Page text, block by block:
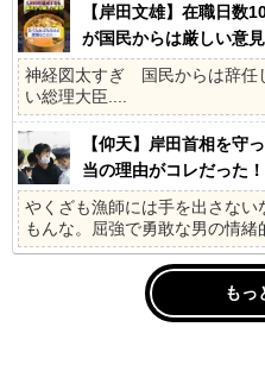
【岸田文雄】在職日数
が国民からは厳しい意見
神経図太すぎ 国民からは辞任
い総理大臣....
【仰天】岸田首相を守
当の理由がコレだった
やくざも漁師には手を出さな
もんな。屈強で勇敢な男の情緒
もっ